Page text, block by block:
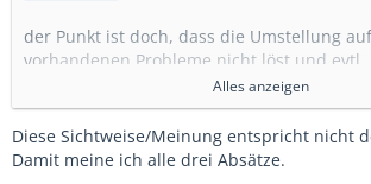
der Punkt ist doch, dass die Umstellung
vorhandenen Probleme nicht löst und evtl.
Funiño hat aus meiner Sicht einen Vorteil,
auch schon oft angesprochen: es
Alles anzeigen
Diese Sichtweise/Meinung entspricht nicht
Damit meine ich alle drei Absätze.